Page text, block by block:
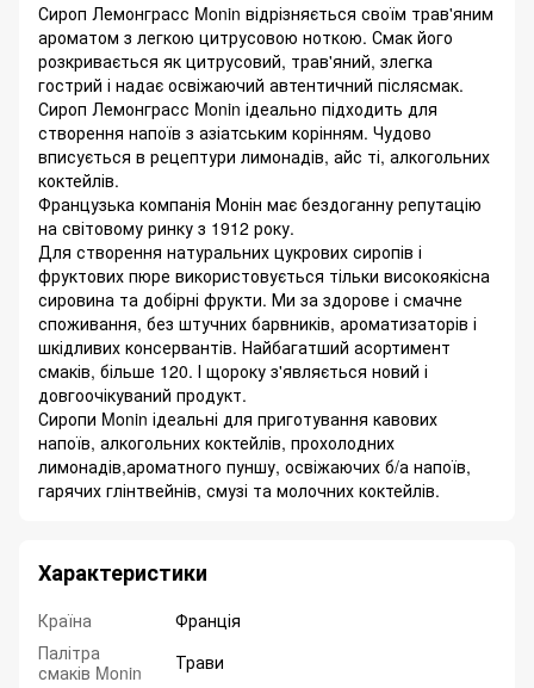
Сироп Лемонграсс Monin відрізняється своїм трав'яним
ароматом з легкою цитрусовою ноткою. Смак його
розкривається як цитрусовий, трав'яний, злегка
гострий і надає освіжаючий автентичний післясмак.
Сироп Лемонграсс Monin ідеально підходить для
створення напоїв з азіатським корінням. Чудово
вписується в рецептури лимонадів, айс ті, алкогольних
коктейлів.
Французька компанія Монін має бездоганну репутацію
на світовому ринку з 1912 року.
Для створення натуральних цукрових сиропів і
фруктових пюре використовується тільки високоякісна
сировина та добірні фрукти. Ми за здорове і смачне
споживання, без штучних барвників, ароматизаторів і
шкідливих консервантів. Найбагатший асортимент
смаків, більше 120. І щороку з'являється новий і
довгоочікуваний продукт.
Сиропи Monin ідеальні для приготування кавових
напоїв, алкогольних коктейлів, прохолодних
лимонадів,ароматного пуншу, освіжаючих б/а напоїв,
гарячих глінтвейнів, смузі та молочних коктейлів.
Характеристики
Країна
Франція
Палітра
смаків Monin
Трави